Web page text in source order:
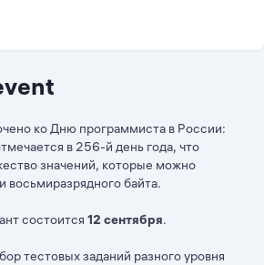
ко Дню программиста в России:
в 256-й день года, что
значений, которые можно
байта.
состоится 12 сентября.
тестовых заданий разного уровня